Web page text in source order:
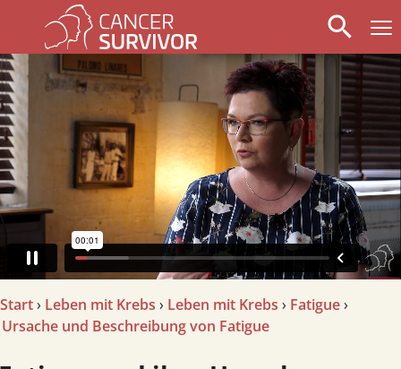
search
arrow_left
Start› Leben mit Krebs › Leben mit Krebs › Fatigue›
Ursache und Beschreibung von Fatigue